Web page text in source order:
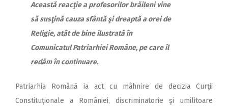
Această reacţie a profesorilor brăileni vine
să susţină cauza sfântă şi dreaptă a orei de
Religie, atât de bine ilustrată în
Comunicatul Patriarhiei Române, pe care îl
redăm în continuare.
Patriarhia Română ia act cu mâhnire de decizia Curţii
Constituţionale a României, discriminatorie şi umilitoare